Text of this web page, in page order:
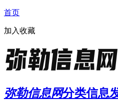
首页
加入收藏
弥勒信息网分类信息